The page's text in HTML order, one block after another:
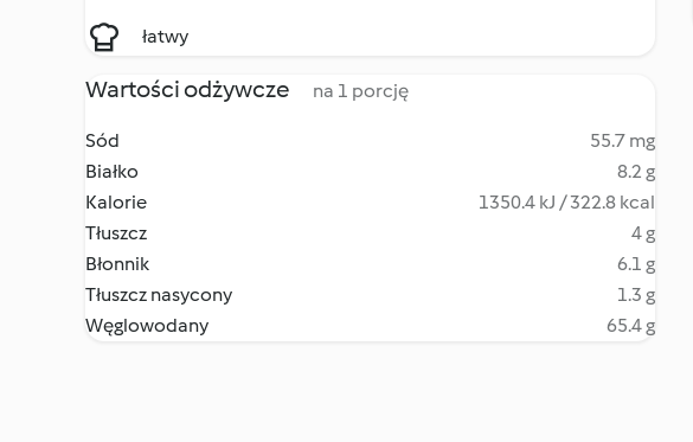
łatwy
Wartości odżywcze na 1 porcję
Sód
55.7 mg
Białko
8.2 g
Kalorie
1350.4 kJ / 322.8 kcal
Tłuszcz
4 g
Błonnik
6.1 g
Tłuszcz nasycony
1.3 g
Węglowodany
65.4 g